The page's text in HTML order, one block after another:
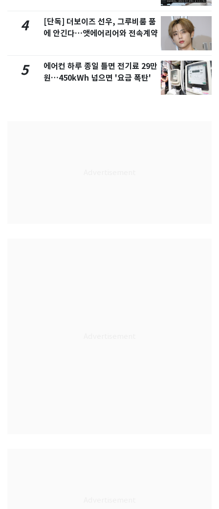
4
[단독] 더보이즈 선우, 그루비룸 품
에 안긴다…앳에어리어와 전속계약
5
에어컨 하루 종일 틀면 전기료 29만
원…450kWh 넘으면 '요금 폭탄'